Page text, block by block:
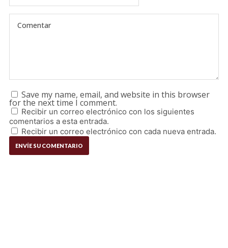
Save my name, email, and website in this browser
for the next time I comment.
Recibir un correo electrónico con los siguientes
comentarios a esta entrada.
Recibir un correo electrónico con cada nueva entrada.